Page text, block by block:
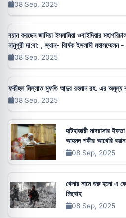
08 Sep, 2025
বয়ান করছেন জামিয়া ইসলামিয়া ওবাইদিয়ার
নানুপুরী দা:বা: , স্থান- বাি‍র্ষক ইসলামী মহাসম্মেলন
08 Sep, 2025
ফকীহুল মিল্লাত মুফতি আব্দুর রহমান রহ. এর অমূল্য
08 Sep, 2025
হাটহাজারী মাদরাসার
আহমদ শফীর আখেরি
08 Sep, 2025
খেলার নামে শুরু হলো এ কোন খেলা!!!!! - আল্লামা আবু তাহের
মিছবাহ
08 Sep, 2025